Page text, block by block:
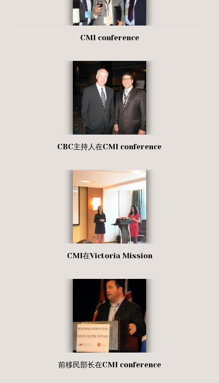
CMI conference
CBC主持人在CMI conference
CMI在Victoria Mission
前移民部长在CMI conference